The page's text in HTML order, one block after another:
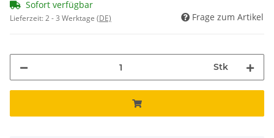
Sofort verfügbar
Lieferzeit:2 - 3 Werktage (DE) Frage zum Artikel
Stk